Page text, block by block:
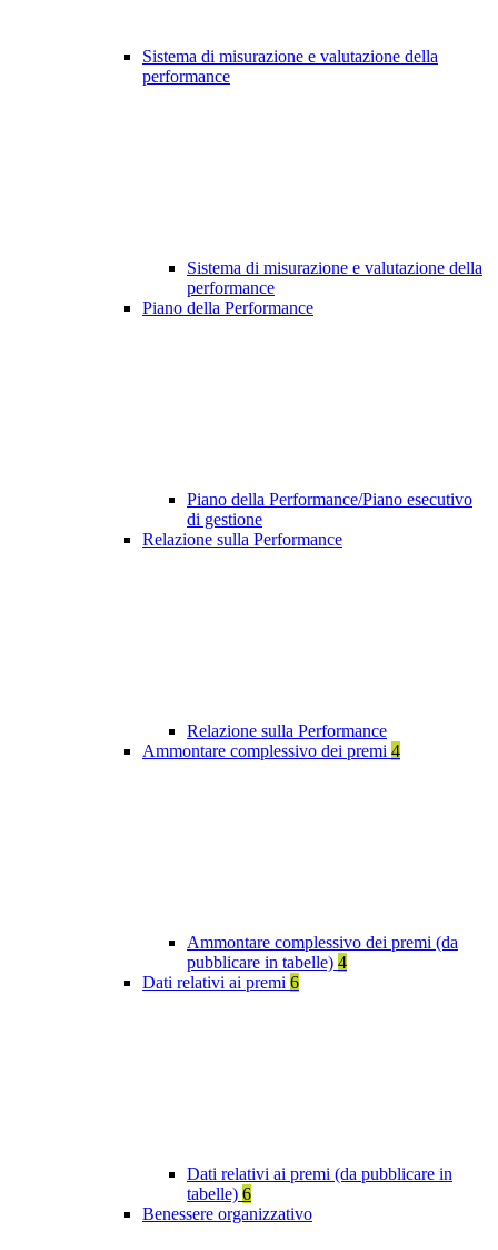
Sistema di misurazione e valutazione della
performance
Sistema di misurazione e valutazione della
performance
Piano della Performance
Piano della Performance/Piano esecutivo
di gestione
Relazione sulla Performance
Relazione sulla Performance
Ammontare complessivo dei premi 4
Ammontare complessivo dei premi (da
pubblicare in tabelle) 4
Dati relativi ai premi 6
Dati relativi ai premi (da pubblicare in
tabelle) 6
Benessere organizzativo